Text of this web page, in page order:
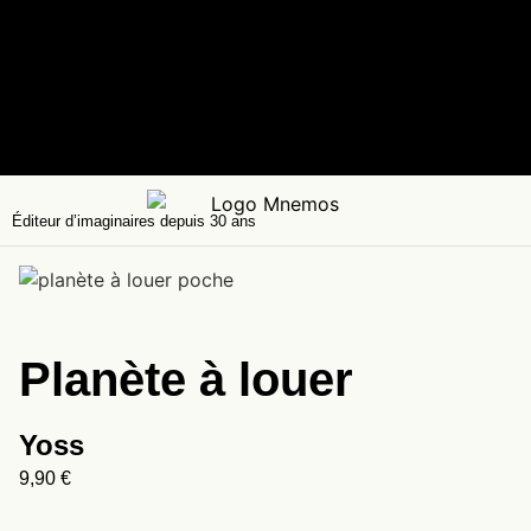
Éditeur d’imaginaires depuis 30 ans
Planète à louer
Yoss
9,90 €